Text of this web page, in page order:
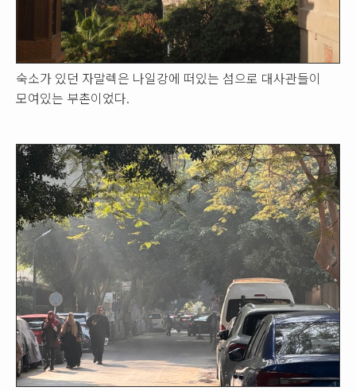
숙소가 있던 자말렉은 나일강에 떠있는 섬으로 대사관들이
모여있는 부촌이었다.